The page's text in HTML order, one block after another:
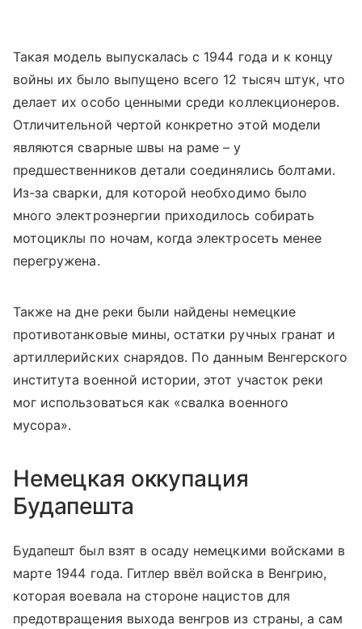
Такая модель выпускалась с 1944 года и к концу
войны их было выпущено всего 12 тысяч штук, что
делает их особо ценными среди коллекционеров.
Отличительной чертой конкретно этой модели
являются сварные швы на раме – у
предшественников детали соединялись болтами.
Из-за сварки, для которой необходимо было
много электроэнергии приходилось собирать
мотоциклы по ночам, когда электросеть менее
перегружена.
Также на дне реки были найдены немецкие
противотанковые мины, остатки ручных гранат и
артиллерийских снарядов. По данным Венгерского
института военной истории, этот участок реки
мог использоваться как «свалка военного
мусора».
Немецкая оккупация
Будапешта
Будапешт был взят в осаду немецкими войсками в
марте 1944 года. Гитлер ввёл войска в Венгрию,
которая воевала на стороне нацистов для
предотвращения выхода венгров из страны, а сам